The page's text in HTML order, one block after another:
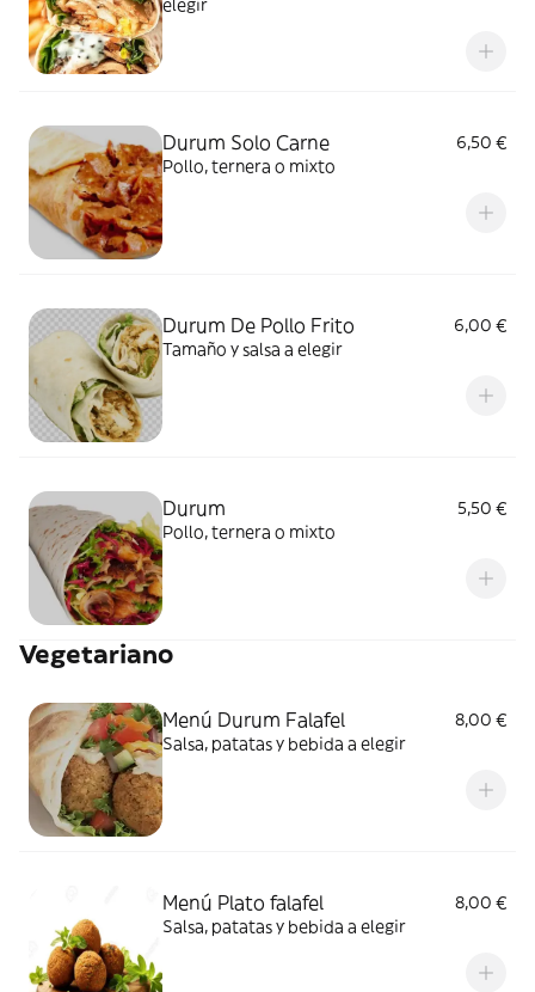
elegir
Durum Solo Carne
6,50 €
Pollo, ternera o mixto
Durum De Pollo Frito
6,00 €
Tamaño y salsa a elegir
Durum
5,50 €
Pollo, ternera o mixto
Vegetariano
Menú Durum Falafel
8,00 €
Salsa, patatas y bebida a elegir
Menú Plato falafel
8,00 €
Salsa, patatas y bebida a elegir